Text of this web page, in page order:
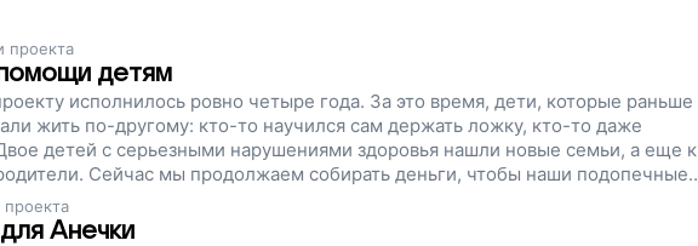
проекта
детям
исполнилось ровно четыре года. За это время, дети, которые раньше
жить по-другому: кто-то научился сам держать ложку, кто-то даже
детей с серьезными нарушениями здоровья нашли новые семьи, а еще к
Сейчас мы продолжаем собирать деньги, чтобы наши подопечные
физкультурой, развиваться и укреплять мышцы. Поддержите наш
Анечки